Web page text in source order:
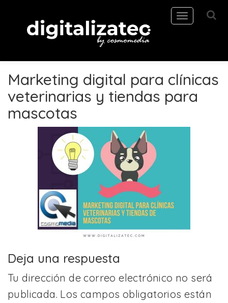
Toggle
navigation
Marketing digital para clínicas
veterinarias y tiendas para
mascotas
Deja una respuesta
Tu dirección de correo electrónico no será
publicada. Los campos obligatorios están